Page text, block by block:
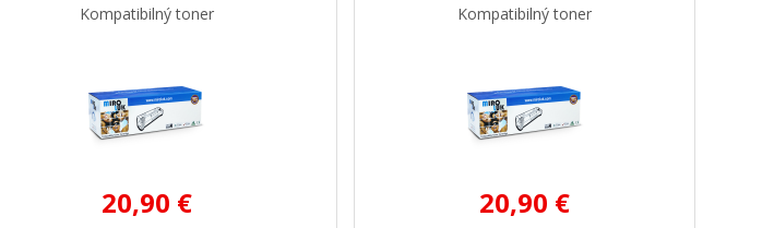
Kompatibilný toner
20,90 €
Kompatibilný toner
20,90 €